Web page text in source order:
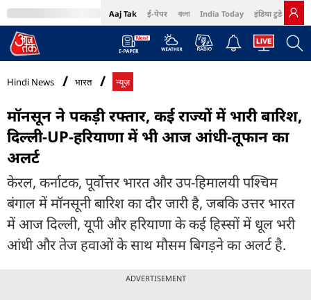
Aaj Tak ई-पेपर বাংলা India Today इंडिया टुडे हिंदी
MumbaiTak Cosmopolitan Harper's Bazaar Northeast
Hindi News भारत न्यूज़
मॉनसून ने पकड़ी रफ्तार, कई राज्यों में भारी बारिश,
दिल्ली-UP-हरियाणा में भी आज आंधी-तूफान का
अलर्ट
केरल, कर्नाटक, पूर्वोत्तर भारत और उप-हिमालयी पश्चिम
बंगाल में मॉनसूनी बारिश का दौर जारी है, जबकि उत्तर भारत
में आज दिल्ली, यूपी और हरियाणा के कई हिस्सों में धूल भरी
आंधी और तेज हवाओं के साथ मौसम बिगड़ने का अलर्ट है.
ADVERTISEMENT